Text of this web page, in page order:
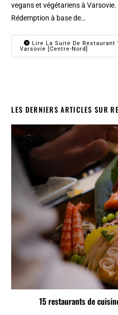
vegans et végétariens à
Rédemption à base de…
Lire La Suite De Restaurant
Varsovie [Centre-Nord]
LES DERNIERS ARTICLES SUR
15 restaurants de